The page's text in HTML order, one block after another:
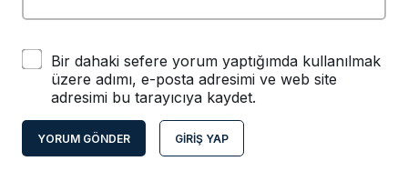
Bir dahaki sefere yorum yaptığımda kullanılmak
üzere adımı, e-posta adresimi ve web site
adresimi bu tarayıcıya kaydet.
YORUM GÖNDER GIRIŞ YAP